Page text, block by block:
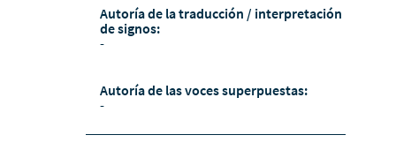
Autoría de la traducción / interpretación
de signos:
-
Autoría de las voces superpuestas:
-